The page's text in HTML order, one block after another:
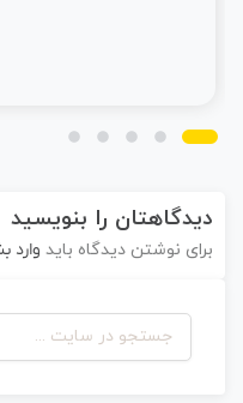
دیدگاهتان را بنویسید
برای نوشتن دیدگاه بایدوارد